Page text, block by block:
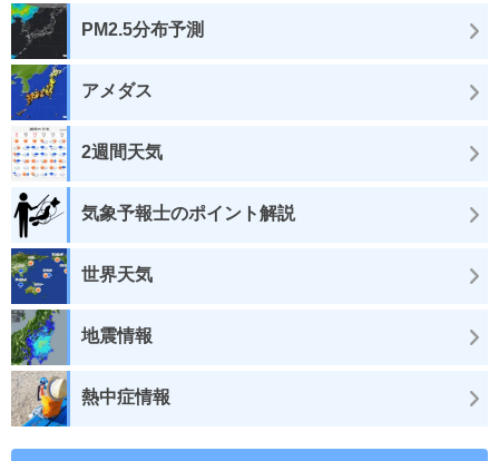
PM2.5分布予測
アメダス
2週間天気
気象予報士のポイント解説
世界天気
地震情報
熱中症情報